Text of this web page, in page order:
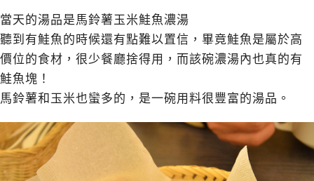
當天的湯品是馬鈴薯玉米鮭魚濃湯
聽到有鮭魚的時候還有點難以置信，畢竟鮭魚是屬於高
價位的食材，很少餐廳捨得用，而該碗濃湯內也真的有
鮭魚塊！
馬鈴薯和玉米也蠻多的，是一碗用料很豐富的湯品。